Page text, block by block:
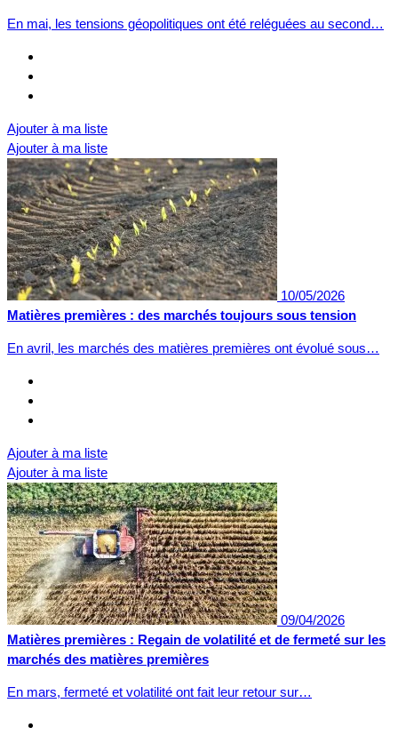
En mai, les tensions géopolitiques ont été reléguées au second…
Ajouter à ma liste
Ajouter à ma liste
10/05/2026
Matières premières : des marchés toujours sous tension
En avril, les marchés des matières premières ont évolué sous…
Ajouter à ma liste
Ajouter à ma liste
09/04/2026
Matières premières : Regain de volatilité et de fermeté sur les
marchés des matières premières
En mars, fermeté et volatilité ont fait leur retour sur…